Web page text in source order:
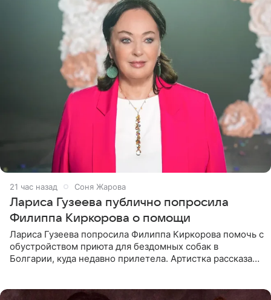
21 час назад Соня Жарова
Лариса Гузеева публично попросила
Филиппа Киркорова о помощи
Лариса Гузеева попросила Филиппа Киркорова помочь с
обустройством приюта для бездомных собак в
Болгарии, куда недавно прилетела. Артистка рассказала